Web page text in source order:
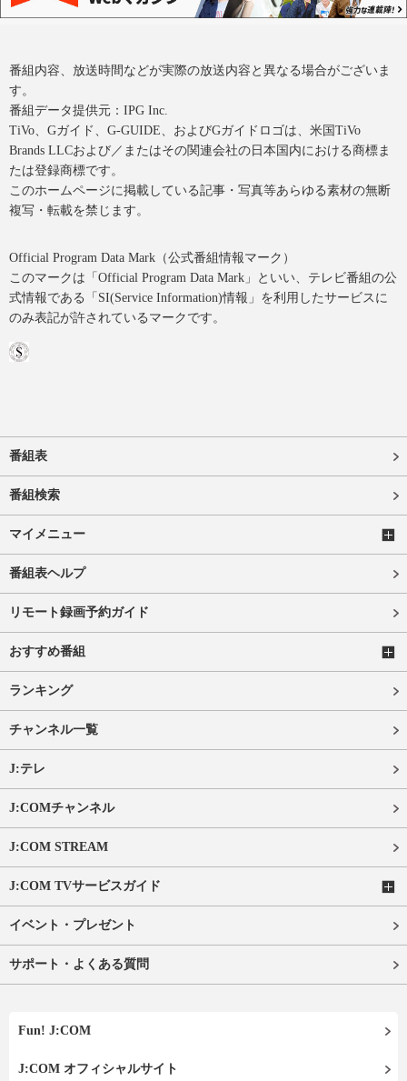
番組内容、放送時間などが実際の放送内容と異なる場合がございま
す。
番組データ提供元：IPG Inc.
TiVo、Gガイド、G-GUIDE、およびGガイドロゴは、米国TiVo
Brands LLCおよび／またはその関連会社の日本国内における商標ま
たは登録商標です。
このホームページに掲載している記事・写真等あらゆる素材の無断
複写・転載を禁じます。
Official Program Data Mark（公式番組情報マーク）
このマークは「Official Program Data Mark」といい、テレビ番組の公
式情報である「SI(Service Information)情報」を利用したサービスに
のみ表記が許されているマークです。
番組表
番組検索
マイメニュー
番組表ヘルプ
リモート録画予約ガイド
おすすめ番組
ランキング
チャンネル一覧
J:テレ
J:COMチャンネル
J:COM STREAM
J:COM TVサービスガイド
イベント・プレゼント
サポート・よくある質問
Fun! J:COM
J:COM オフィシャルサイト